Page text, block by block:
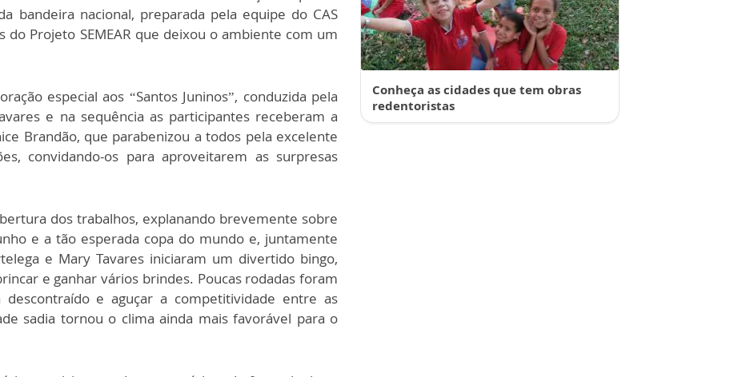
bandeira nacional, preparada pela equipe do CAS
Projeto SEMEAR que deixou o ambiente com um
especial aos “Santos Juninos”, conduzida pela
e na sequência as participantes receberam a
Brandão, que parabenizou a todos pela excelente
convidando-os para aproveitarem as surpresas
dos trabalhos, explanando brevemente sobre
e a tão esperada copa do mundo e, juntamente
e Mary Tavares iniciaram um divertido bingo,
e ganhar vários brindes. Poucas rodadas foram
e aguçar a competitividade entre as
sadia tornou o clima ainda mais favorável para o
Conheça as cidades que tem obras
redentoristas